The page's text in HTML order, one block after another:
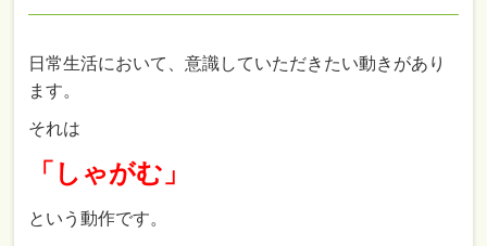
日常生活において、意識していただきたい動きがあり
ます。
それは
「しゃがむ」
という動作です。